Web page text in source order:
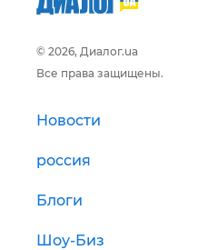
© 2026, Диалог.ua
Все права защищены.
Новости
россия
Блоги
Шоу-Биз